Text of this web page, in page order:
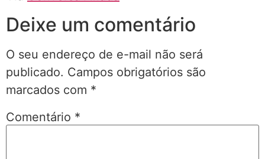
Deixe um comentário
O seu endereço de e-mail não será
publicado. Campos obrigatórios são
marcados com *
Comentário *